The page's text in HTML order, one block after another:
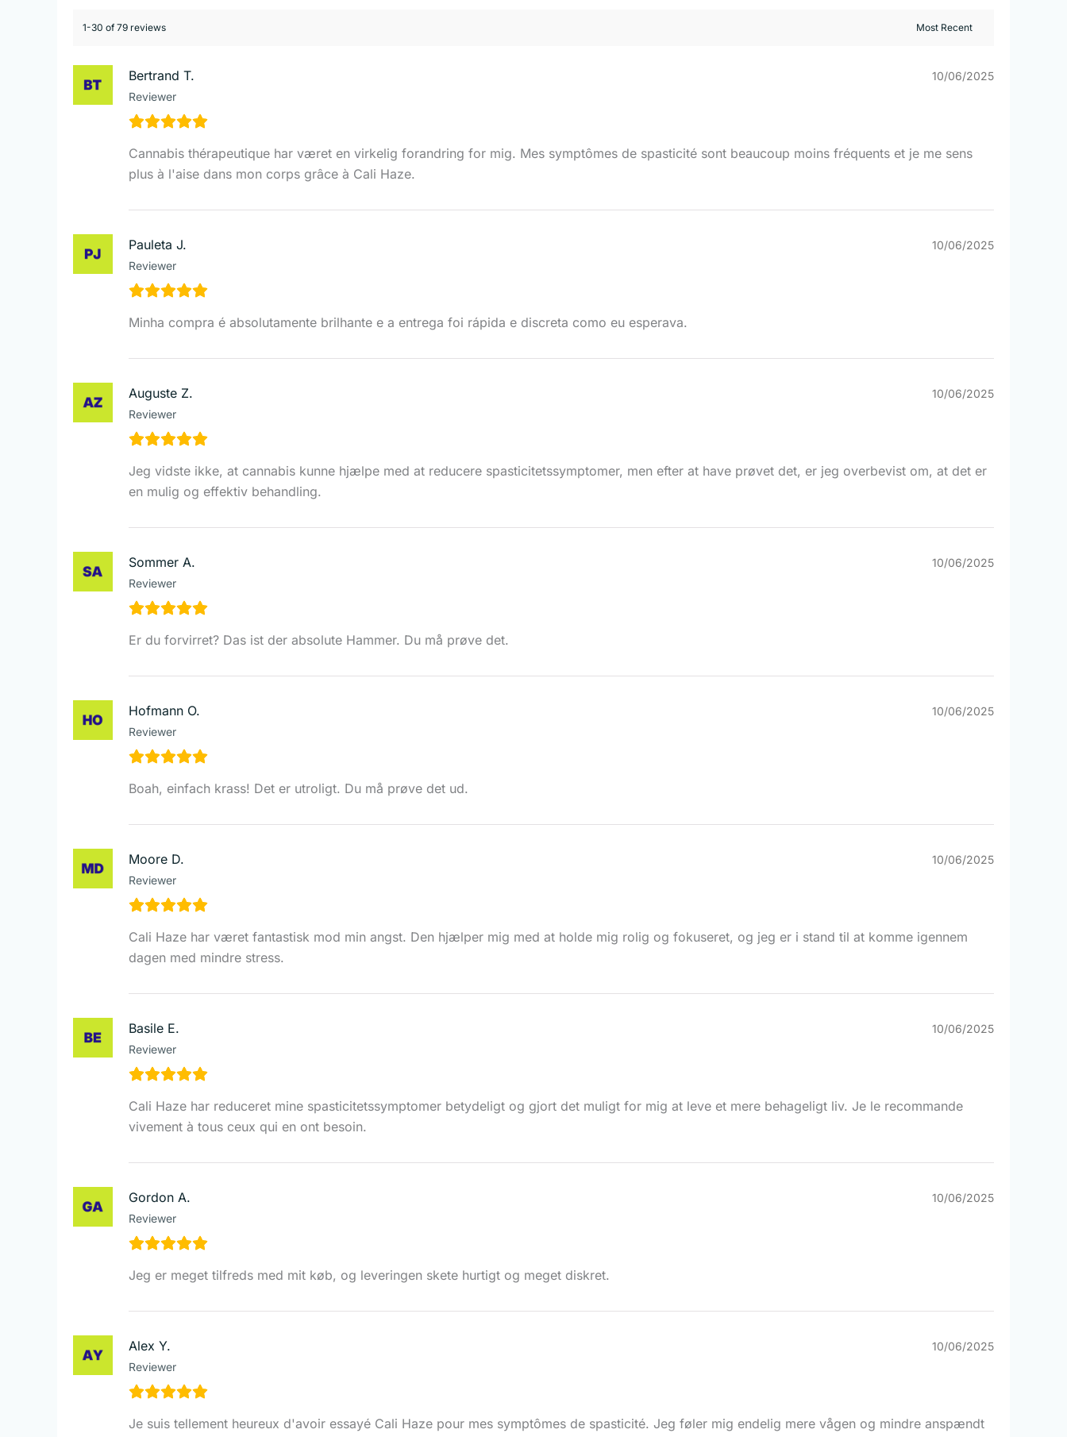
1-30 of 79 reviews
Bertrand T.
Reviewer
10/06/2025
Cannabis thérapeutique har været en virkelig forandring for mig. Mes symptômes de spasticité sont beaucoup moins fréquents et je me sens
plus à l'aise dans mon corps grâce à Cali Haze.
Pauleta J.
Reviewer
10/06/2025
Minha compra é absolutamente brilhante e a entrega foi rápida e discreta como eu esperava.
Auguste Z.
Reviewer
10/06/2025
Jeg vidste ikke, at cannabis kunne hjælpe med at reducere spasticitetssymptomer, men efter at have prøvet det, er jeg overbevist om, at det er
en mulig og effektiv behandling.
Sommer A.
Reviewer
10/06/2025
Er du forvirret? Das ist der absolute Hammer. Du må prøve det.
Hofmann O.
Reviewer
10/06/2025
Boah, einfach krass! Det er utroligt. Du må prøve det ud.
Moore D.
Reviewer
10/06/2025
Cali Haze har været fantastisk mod min angst. Den hjælper mig med at holde mig rolig og fokuseret, og jeg er i stand til at komme igennem
dagen med mindre stress.
Basile E.
Reviewer
10/06/2025
Cali Haze har reduceret mine spasticitetssymptomer betydeligt og gjort det muligt for mig at leve et mere behageligt liv. Je le recommande
vivement à tous ceux qui en ont besoin.
Gordon A.
Reviewer
10/06/2025
Jeg er meget tilfreds med mit køb, og leveringen skete hurtigt og meget diskret.
Alex Y.
Reviewer
10/06/2025
Je suis tellement heureux d'avoir essayé Cali Haze pour mes symptômes de spasticité. Jeg føler mig endelig mere vågen og mindre anspændt